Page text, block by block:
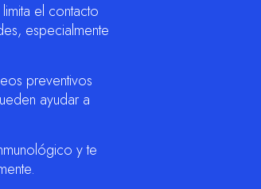
el contacto
especialmente
preventivos
ayudar a
y te